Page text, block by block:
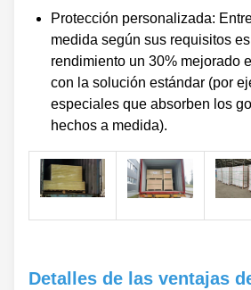
Protección personalizada:
medida según sus requisitos
rendimiento un 30% mejorado
con la solución estándar (por
especiales que absorben los
hechos a medida).
Detalles de las ventajas